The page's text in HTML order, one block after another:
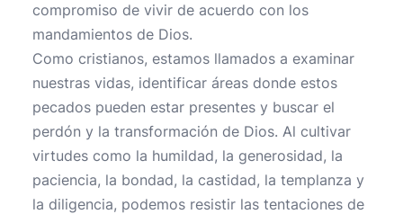
compromiso de vivir de acuerdo con los
mandamientos de Dios.
Como cristianos, estamos llamados a examinar
nuestras vidas, identificar áreas donde estos
pecados pueden estar presentes y buscar el
perdón y la transformación de Dios. Al cultivar
virtudes como la humildad, la generosidad, la
paciencia, la bondad, la castidad, la templanza y
la diligencia, podemos resistir las tentaciones de